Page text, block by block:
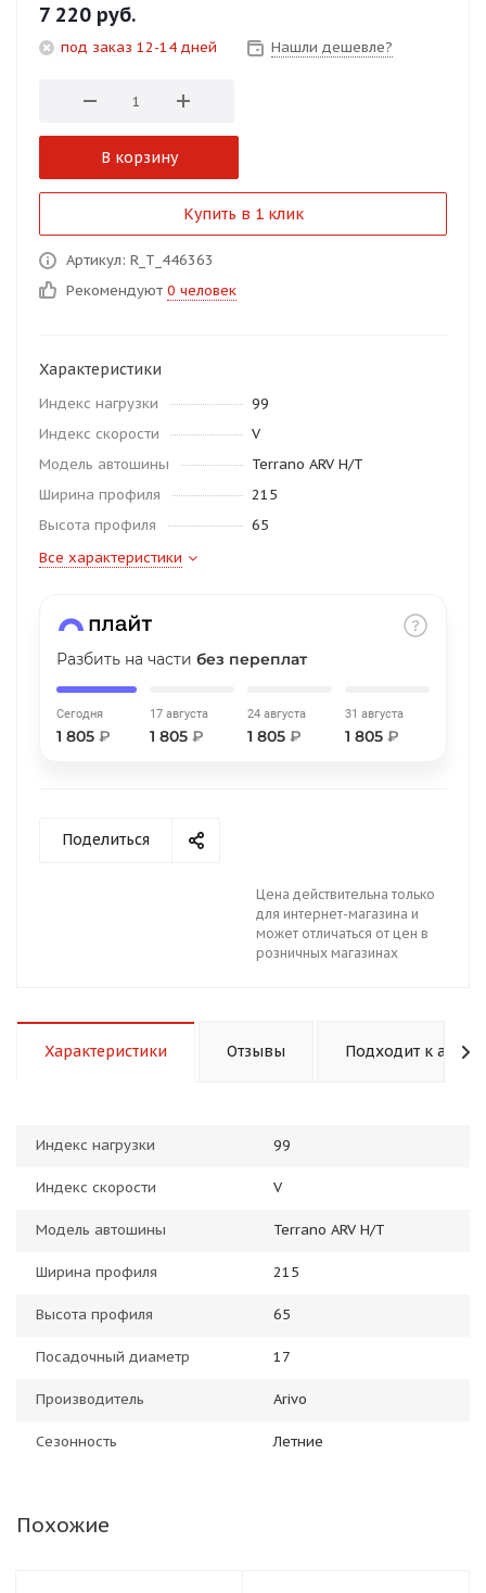
7 220 руб.
под заказ 12-14 дней Нашли дешевле?
В корзину
Купить в 1 клик
Артикул: R_T_446363
Рекомендуют 0 человек
Характеристики
Индекс нагрузки
99
Индекс скорости
V
Модель автошины
Terrano ARV H/T
Ширина профиля
215
Высота профиля
65
Все характеристики
Разбить на части без переплат
Сегодня
1 805 ₽
17 августа
1 805 ₽
24 августа
1 805 ₽
31 августа
1 805 ₽
Поделиться
Цена действительна только
для интернет-магазина и
может отличаться от цен в
розничных магазинах
Характеристики Отзывы Подходит к авто
Индекс нагрузки 99
Индекс скорости V
Модель автошины Terrano ARV H/T
Ширина профиля 215
Высота профиля 65
Посадочный диаметр 17
Производитель Arivo
Сезонность Летние
Похожие
Оставшиеся 75
% будут
% каждые 2 недели
об оплате Плайтом
недели
plait.ru